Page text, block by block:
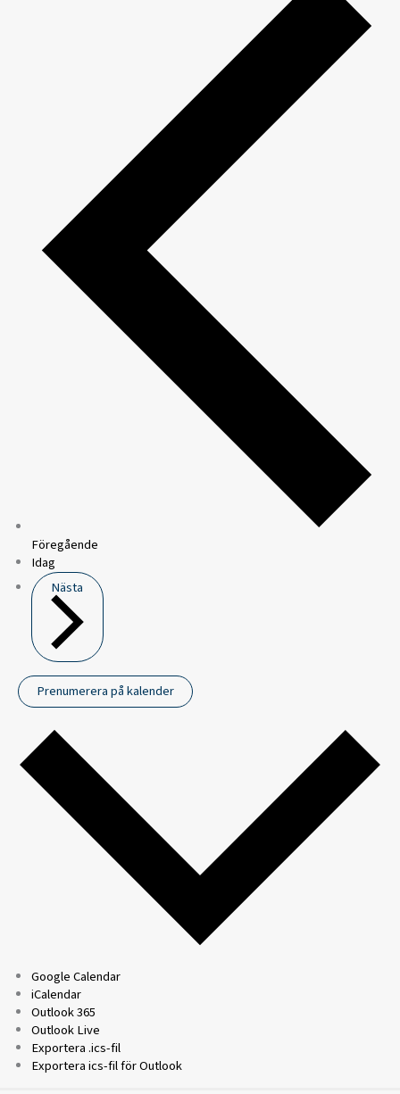
Föregående
Idag
Nästa
Prenumerera på kalender
Google Calendar
iCalendar
Outlook 365
Outlook Live
Exportera .ics-fil
Exportera ics-fil för Outlook